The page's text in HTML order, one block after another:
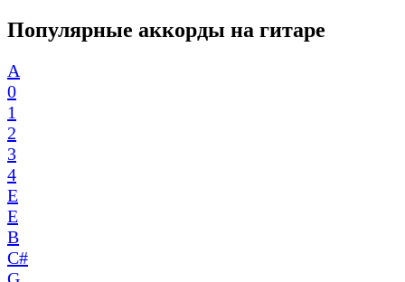
Популярные аккорды на гитаре
A
0
1
2
3
4
E
E
B
C#